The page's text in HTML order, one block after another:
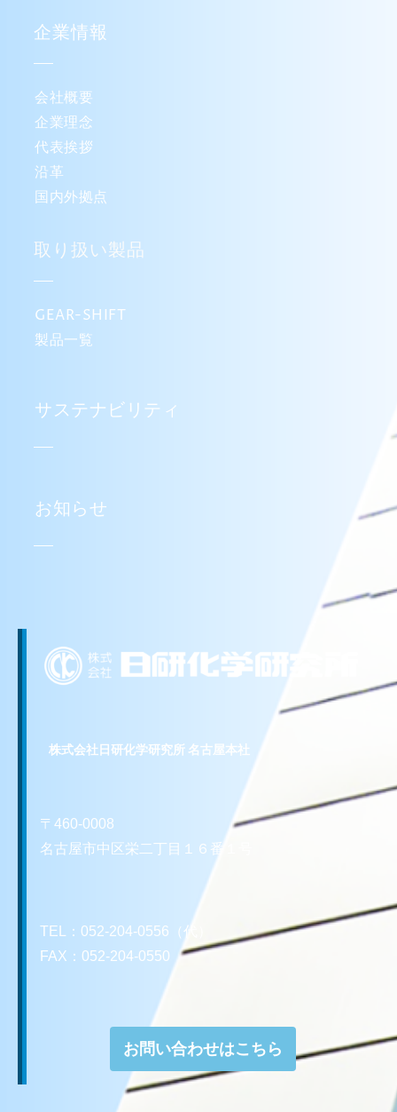
企業情報
会社概要
企業理念
代表挨拶
沿革
国内外拠点
取り扱い製品
GEAR-SHIFT
製品一覧
サステナビリティ
お知らせ
株式会社日研化学研究所 名古屋本社
〒460-0008
名古屋市中区栄二丁目１６番１号
TEL：052-204-0556（代）
FAX：052-204-0550
お問い合わせはこちら
お問い合わせはこちら